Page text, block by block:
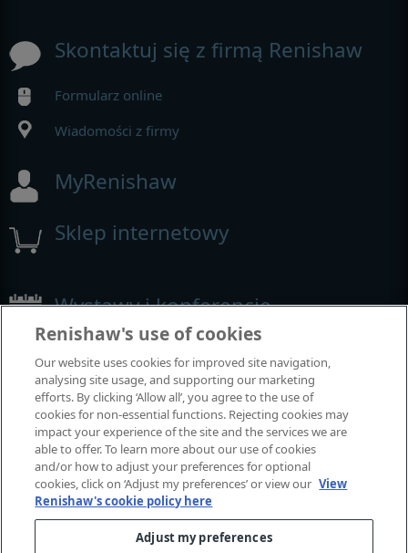
Skontaktuj się z firmą Renishaw
Formularz online
Wiadomości z firmy
MyRenishaw
Sklep internetowy
Wystawy i konferencje
© 2001-2026 Renishaw plc. Wszelkie prawa zastrzeżone.
Renishaw's use of cookies
Our website uses cookies for improved site navigation,
analysing site usage, and supporting our marketing
efforts. By clicking ‘Allow all’, you agree to the use of
cookies for non-essential functions. Rejecting cookies may
impact your experience of the site and the services we are
able to offer. To learn more about our use of cookies
and/or how to adjust your preferences for optional
cookies, click on ‘Adjust my preferences’ or view our View
Renishaw's cookie policy here
Adjust my preferences